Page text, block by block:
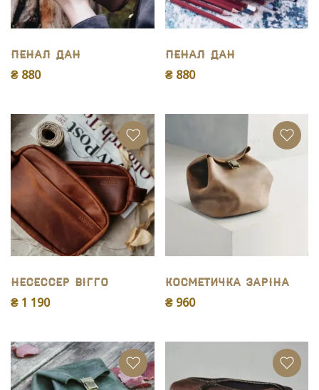
Пенал Дан
₴ 880
Пенал Дан
₴ 880
Несессер Вігго
₴ 1 190
Косметичка Заріна
₴ 960